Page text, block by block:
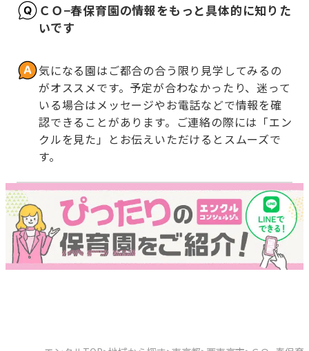
ＣＯ−春保育園の情報をもっと具体的に知りた
いです
気になる園はご都合の合う限り見学してみるの
がオススメです。予定が合わなかったり、迷って
いる場合はメッセージやお電話などで情報を確
認できることがあります。ご連絡の際には「エン
クルを見た」とお伝えいただけるとスムーズで
す。